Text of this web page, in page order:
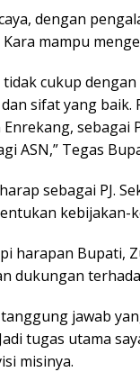
dengan
mampu
tidak cukup
sifat yang baik.
sebagai
ASN,” Tegas
sebagai PJ.
kebijakan-
harapan Bupati,
dukungan
tanggung jawab
tugas utama
misinya.